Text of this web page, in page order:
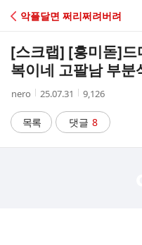
C
A
악플달면 쩌리쩌려버려
[스크랩] [흥미돋]드
복이네 고팔남 부분
작
자
nero
작
시
간
25.07.31
조
수
9,126
목록 댓글 8